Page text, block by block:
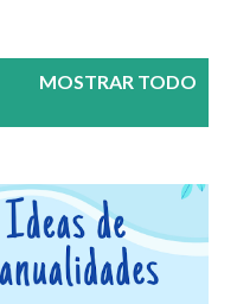
MOSTRAR TODO